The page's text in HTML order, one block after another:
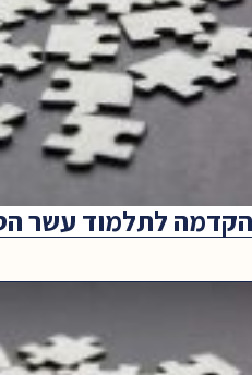
הקדמה לתלמוד עשר